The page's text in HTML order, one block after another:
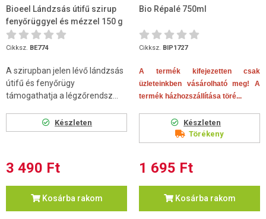
Bioeel Lándzsás útifű szirup
fenyőrüggyel és mézzel 150 g
Cikksz. BE774
A szirupban jelen lévő lándzsás
útifű és fenyőrügy
támogathatja a légzőrendsz...
Készleten
3 490 Ft
Kosárba rakom
Bio Répalé 750ml
Cikksz. BIP1727
A termék kifejezetten csak
üzleteinkben vásárolható meg! A
termék házhozszállítása töré...
Készleten
Törékeny
1 695 Ft
Kosárba rakom